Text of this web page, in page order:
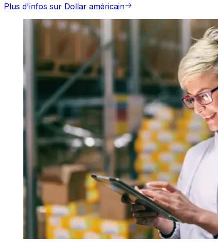
Plus d'infos sur Dollar américain